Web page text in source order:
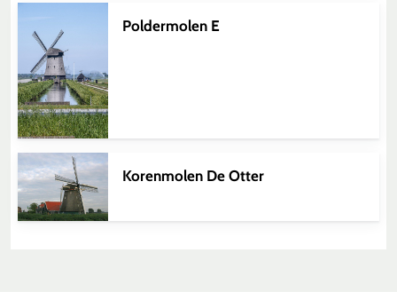
Poldermolen E
Korenmolen De Otter